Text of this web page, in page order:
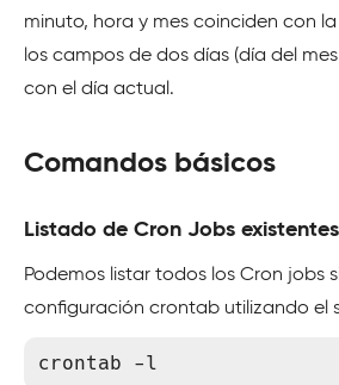
minuto, hora y mes coinciden con
los campos de dos días (día del
con el día actual.
Comandos básicos
Listado de Cron Jobs existentes
Podemos listar todos los Cron jobs
configuración crontab utilizando el
crontab -l